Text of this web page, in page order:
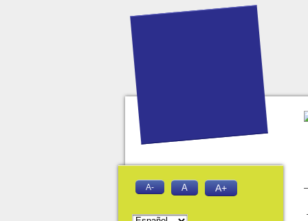
A- A A+